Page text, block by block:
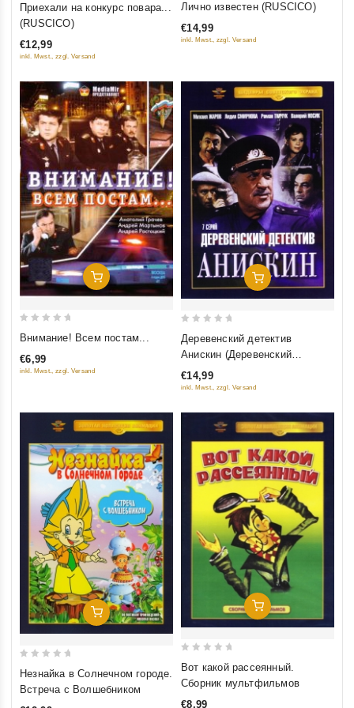
out
5
Приехали на конкурс повара...
(RUSCICO)
€12,99
inkl. Mwst., zzgl. Versand
of
Лично известен (RUSCICO)
€14,99
inkl. Mwst., zzgl. Versand
Добавить В Корзину
of
Внимание! Всем постам...
€6,99
inkl. Mwst., zzgl. Versand
Добавить В Корзину
out
5
Деревенский детектив
Анискин (Деревенский
детектив. Анискин и
Фантомас. И снова Анискин)
€14,99
inkl. Mwst., zzgl. Versand
Добавить В Корзину
Незнайка в Солнечном городе.
Встреча с Волшебником
Добавить В Корзину
Вот какой рассеянный.
Сборник мультфильмов
€8,99